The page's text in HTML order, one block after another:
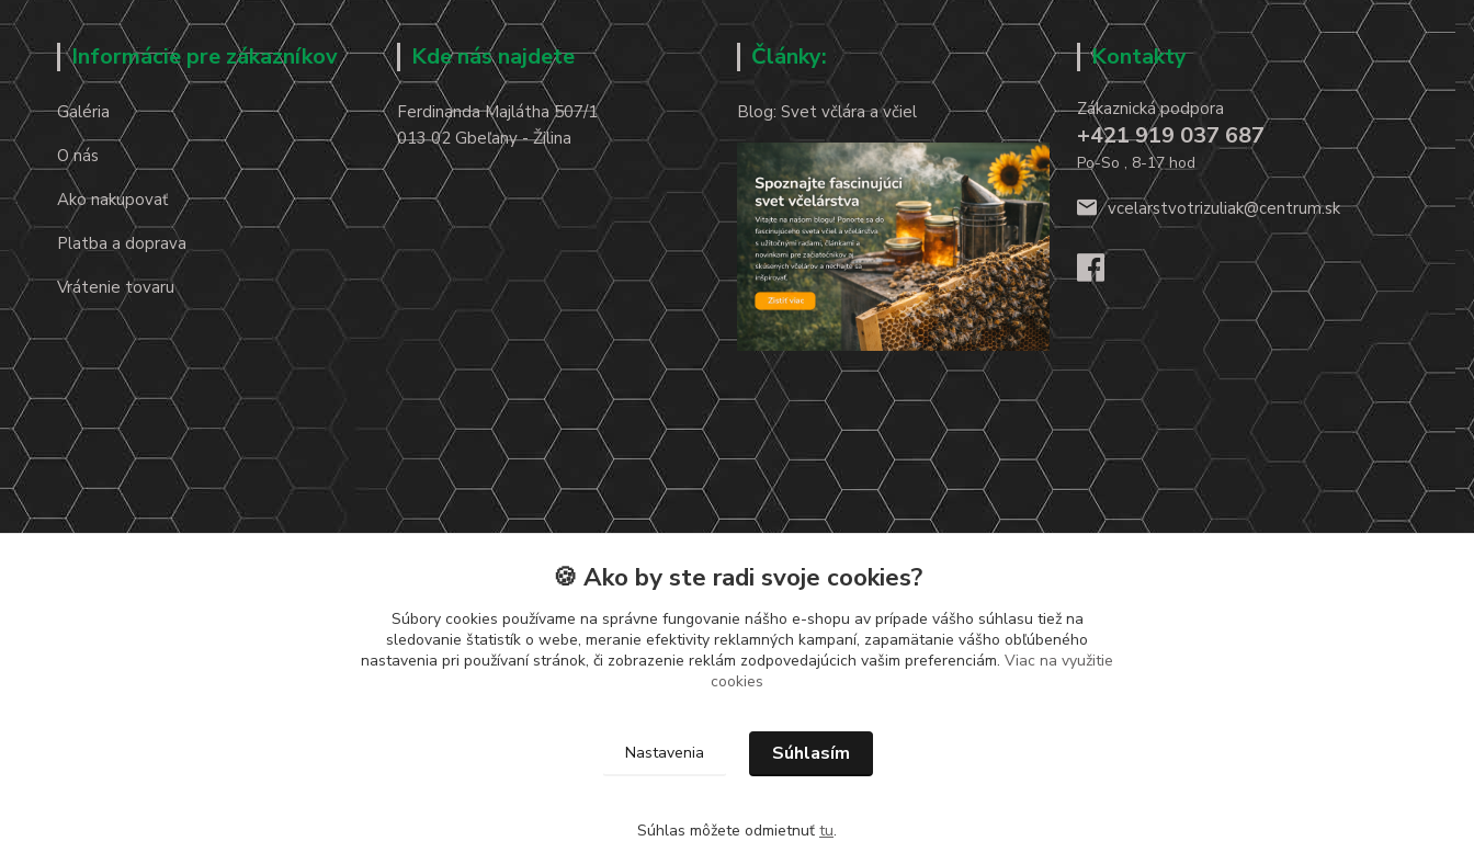
Informácie pre zákazníkov
Galéria
O nás
Ako nakupovať
Platba a doprava
Vrátenie tovaru
Kde nás najdete
Ferdinanda Majlátha 507/1
013 02 Gbeľany - Žilina
Články:
Blog: Svet včlára a včiel
Kontakty
Zákaznická podpora
+421 919 037 687
Po-So , 8-17 hod
vcelarstvotrizuliak@centrum.sk
🍪 Ako by ste radi svoje cookies?
Súbory cookies používame na správne fungovanie nášho e-shopu av prípade vášho súhlasu tiež na
sledovanie štatistík o webe, meranie efektivity reklamných kampaní, zapamätanie vášho obľúbeného
nastavenia pri používaní stránok, či zobrazenie reklám zodpovedajúcich vašim preferenciám. Viac na využitie
cookies
Nastavenia Súhlasím
Súhlas môžete odmietnuť tu.